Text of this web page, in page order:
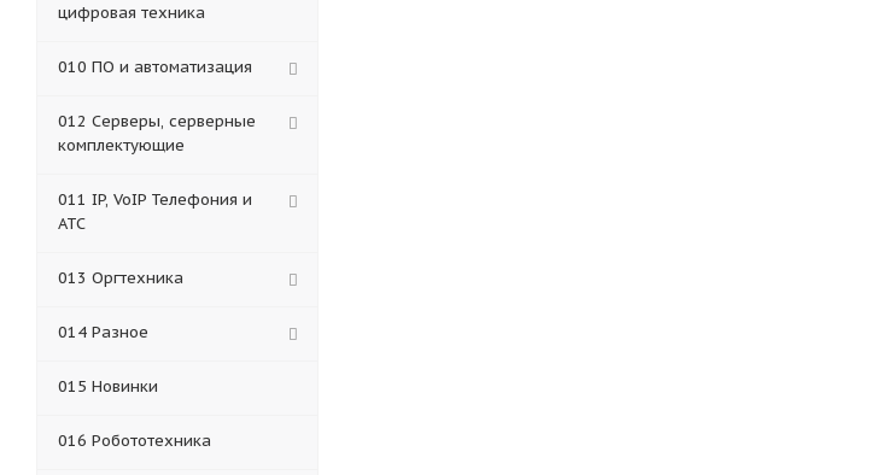
цифровая техника
010 ПО и автоматизация
012 Серверы, серверные
комплектующие
011 IP, VoIP Телефония и
АТС
013 Оргтехника
014 Разное
015 Новинки
016 Робототехника